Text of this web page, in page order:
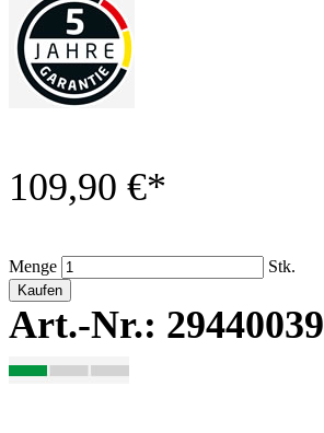
109,90 €*
Menge Stk.
Kaufen
Art.-Nr.: 29440039